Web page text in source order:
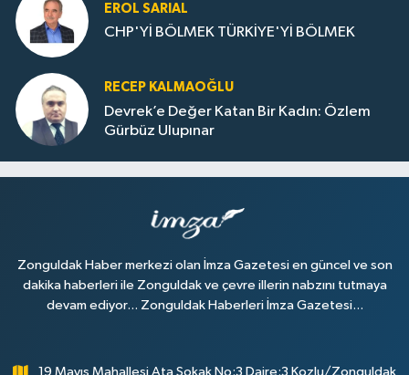
EROL SARIAL
CHP'Yİ BÖLMEK TÜRKİYE'Yİ BÖLMEK
RECEP KALMAOĞLU
Devrek’e Değer Katan Bir Kadın: Özlem
Gürbüz Ulupınar
Zonguldak Haber merkezi olan İmza Gazetesi en güncel ve son
dakika haberleri ile Zonguldak ve çevre illerin nabzını tutmaya
devam ediyor... Zonguldak Haberleri İmza Gazetesi...
19 Mayıs Mahallesi Ata Sokak No:3 Daire:3 Kozlu/Zonguldak